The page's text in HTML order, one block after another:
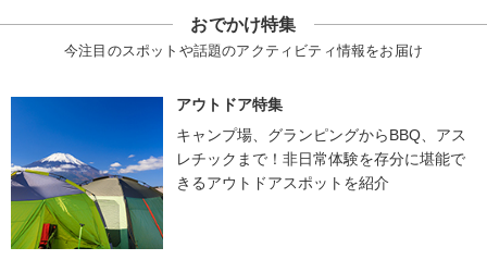
おでかけ特集
今注目のスポットや話題のアクティビティ情報をお届け
アウトドア特集
キャンプ場、グランピングからBBQ、アス
レチックまで！非日常体験を存分に堪能で
きるアウトドアスポットを紹介